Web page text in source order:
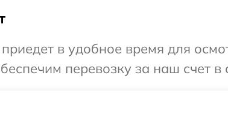
в удобное время для
перевозку за наш счет в